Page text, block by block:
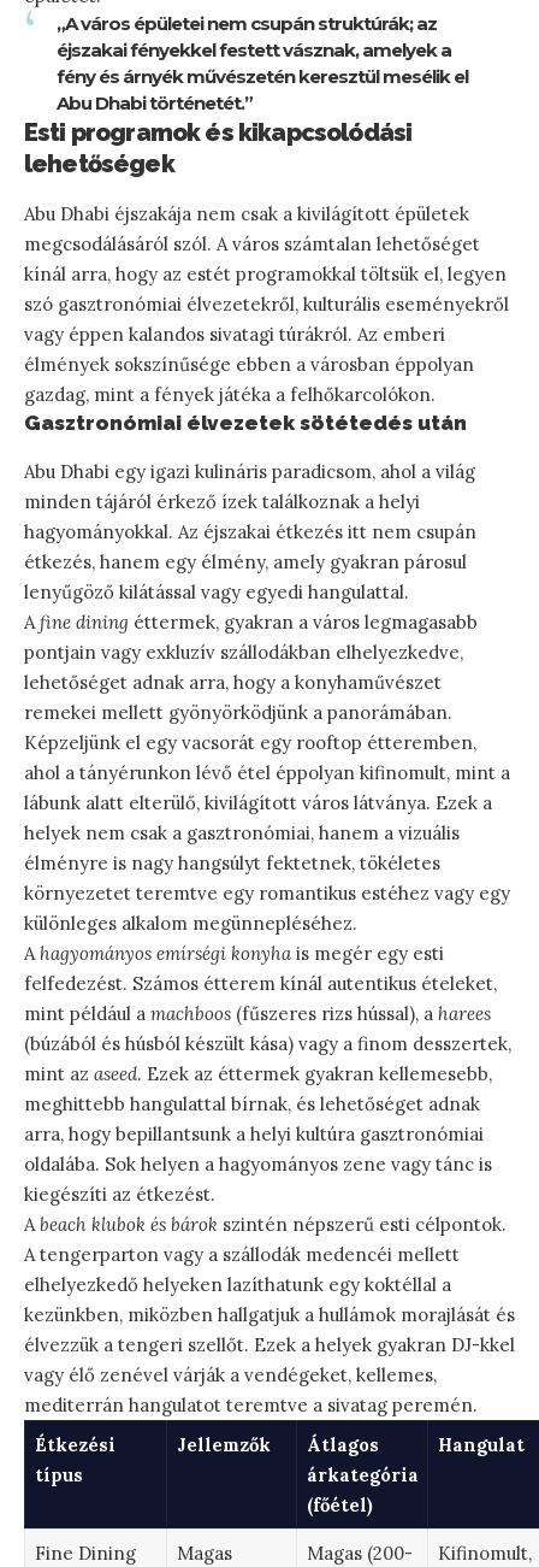
„A város épületei nem csupán struktúrák; az
éjszakai fényekkel festett vásznak, amelyek a
fény és árnyék művészetén keresztül mesélik el
Abu Dhabi történetét.”
Esti programok és kikapcsolódási
lehetőségek
Abu Dhabi éjszakája nem csak a kivilágított épületek
megcsodálásáról szól. A város számtalan lehetőséget
kínál arra, hogy az estét programokkal töltsük el, legyen
szó gasztronómiai élvezetekről, kulturális eseményekről
vagy éppen kalandos sivatagi túrákról. Az emberi
élmények sokszínűsége ebben a városban éppolyan
gazdag, mint a fények játéka a felhőkarcolókon.
Gasztronómiai élvezetek sötétedés után
Abu Dhabi egy igazi kulináris paradicsom, ahol a világ
minden tájáról érkező ízek találkoznak a helyi
hagyományokkal. Az éjszakai étkezés itt nem csupán
étkezés, hanem egy élmény, amely gyakran párosul
lenyűgöző kilátással vagy egyedi hangulattal.
Afine dining éttermek, gyakran a város legmagasabb
pontjain vagy exkluzív szállodákban elhelyezkedve,
lehetőséget adnak arra, hogy a konyhaművészet
remekei mellett gyönyörködjünk a panorámában.
Képzeljünk el egy vacsorát egy rooftop étteremben,
ahol a tányérunkon lévő étel éppolyan kifinomult, mint a
lábunk alatt elterülő, kivilágított város látványa. Ezek a
helyek nem csak a gasztronómiai, hanem a vizuális
élményre is nagy hangsúlyt fektetnek, tökéletes
környezetet teremtve egy romantikus estéhez vagy egy
különleges alkalom megünnepléséhez.
Ahagyományos emírségi konyha is megér egy esti
felfedezést. Számos étterem kínál autentikus ételeket,
mint például a machboos (fűszeres rizs hússal), a harees
(búzából és húsból készült kása) vagy a finom desszertek,
mint az aseed. Ezek az éttermek gyakran kellemesebb,
meghittebb hangulattal bírnak, és lehetőséget adnak
arra, hogy bepillantsunk a helyi kultúra gasztronómiai
oldalába. Sok helyen a hagyományos zene vagy tánc is
kiegészíti az étkezést.
Abeach klubok és bárok szintén népszerű esti célpontok.
A tengerparton vagy a szállodák medencéi mellett
elhelyezkedő helyeken lazíthatunk egy koktéllal a
kezünkben, miközben hallgatjuk a hullámok morajlását és
élvezzük a tengeri szellőt. Ezek a helyek gyakran DJ-kkel
vagy élő zenével várják a vendégeket, kellemes,
mediterrán hangulatot teremtve a sivatag peremén.
Étkezési
típus
Jellemzők
Átlagos
árkategória
(főétel)
Hangulat
Fine Dining
Magas
Magas (200-
Kifinomult,